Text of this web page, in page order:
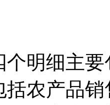
个明细主
括农产品